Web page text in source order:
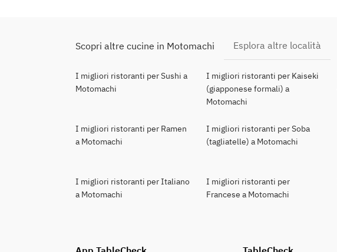
Scopri altre cucine in Motomachi Esplora altre località
I migliori ristoranti per Sushi a
Motomachi
I migliori ristoranti per Kaiseki
(giapponese formali) a
Motomachi
I migliori ristoranti per Ramen
a Motomachi
I migliori ristoranti per Soba
(tagliatelle) a Motomachi
I migliori ristoranti per Italiano
a Motomachi
I migliori ristoranti per
Francese a Motomachi